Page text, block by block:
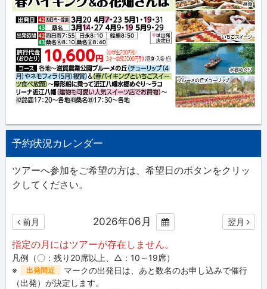
予約状況カレンダー
ツアーへ参加をご希望の方は、希望日のボタンをクリッ
クしてください。
前月 2026年06月 翌月
指定の月にはツアーが存在しません。
凡例（〇：残り20席以上、△：10～19席）
※
出発間近
マークの出発日は、あと数名のお申し込みで催行
（出発）が決定します。